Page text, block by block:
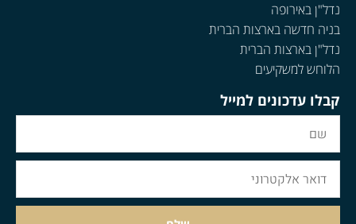
נדל"ן באירופה
בניה חדשה בארצות הברית
נדל"ן בארצות הברית
הלוחש למשקיעים
קבלו עדכונים למייל